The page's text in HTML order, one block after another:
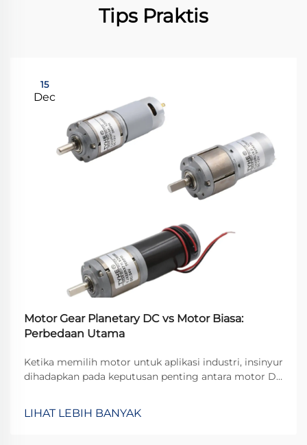
Tips Praktis
15
Dec
Motor Gear Planetary DC vs Motor Biasa:
Perbedaan Utama
Ketika memilih motor untuk aplikasi industri, insinyur
dihadapkan pada keputusan penting antara motor DC
menggabungkan keunggulan dari...
LIHAT LEBIH BANYAK